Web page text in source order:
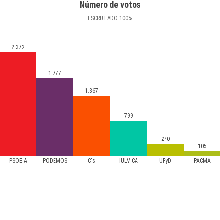
Número de votos
ESCRUTADO 100%
PSOE-A PODEMOS C's IULV-CA UPyD PACMA
2.372
1.777
1.367
799
270
105